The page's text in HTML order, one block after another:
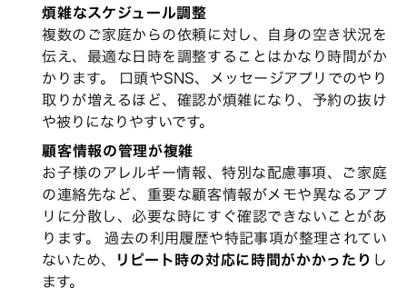
煩雑なスケジュール調整
複数のご家庭からの依頼に対し、自身の空き状況を
伝え、最適な日時を調整することはかなり時間がか
かります。 口頭やSNS、メッセージアプリでのやり
取りが増えるほど、確認が煩雑になり、予約の抜け
や被りになりやすいです。
顧客情報の管理が複雑
お子様のアレルギー情報、特別な配慮事項、ご家庭
の連絡先など、重要な顧客情報がメモや異なるアプ
リに分散し、必要な時にすぐ確認できないことがあ
ります。 過去の利用履歴や特記事項が整理されてい
ないため、 リピート時の対応に時間がかかったり し
ます。